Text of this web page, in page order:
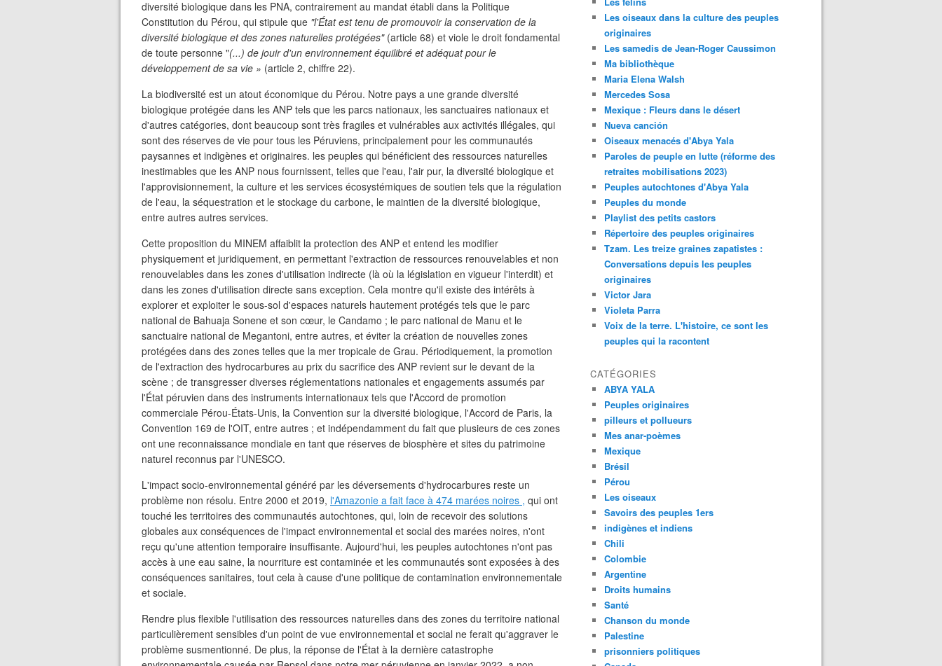
diversité biologique dans les PNA, contrairement au mandat établi dans la Politique
Constitution du Pérou, qui stipule que "l'État est tenu de promouvoir la conservation de la
diversité biologique et des zones naturelles protégées" (article 68) et viole le droit fondamental
de toute personne "(...) de jouir d'un environnement équilibré et adéquat pour le
développement de sa vie » (article 2, chiffre 22).
La biodiversité est un atout économique du Pérou. Notre pays a une grande diversité
biologique protégée dans les ANP tels que les parcs nationaux, les sanctuaires nationaux et
d'autres catégories, dont beaucoup sont très fragiles et vulnérables aux activités illégales, qui
sont des réserves de vie pour tous les Péruviens, principalement pour les communautés
paysannes et indigènes et originaires. les peuples qui bénéficient des ressources naturelles
inestimables que les ANP nous fournissent, telles que l'eau, l'air pur, la diversité biologique et
l'approvisionnement, la culture et les services écosystémiques de soutien tels que la régulation
de l'eau, la séquestration et le stockage du carbone, le maintien de la diversité biologique,
entre autres autres services.
Cette proposition du MINEM affaiblit la protection des ANP et entend les modifier
physiquement et juridiquement, en permettant l'extraction de ressources renouvelables et non
renouvelables dans les zones d'utilisation indirecte (là où la législation en vigueur l'interdit) et
dans les zones d'utilisation directe sans exception. Cela montre qu'il existe des intérêts à
explorer et exploiter le sous-sol d'espaces naturels hautement protégés tels que le parc
national de Bahuaja Sonene et son cœur, le Candamo ; le parc national de Manu et le
sanctuaire national de Megantoni, entre autres, et éviter la création de nouvelles zones
protégées dans des zones telles que la mer tropicale de Grau. Périodiquement, la promotion
de l'extraction des hydrocarbures au prix du sacrifice des ANP revient sur le devant de la
scène ; de transgresser diverses réglementations nationales et engagements assumés par
l'État péruvien dans des instruments internationaux tels que l'Accord de promotion
commerciale Pérou-États-Unis, la Convention sur la diversité biologique, l'Accord de Paris, la
Convention 169 de l'OIT, entre autres ; et indépendamment du fait que plusieurs de ces zones
ont une reconnaissance mondiale en tant que réserves de biosphère et sites du patrimoine
naturel reconnus par l'UNESCO.
L'impact socio-environnemental généré par les déversements d'hydrocarbures reste un
problème non résolu. Entre 2000 et 2019, l'Amazonie a fait face à 474 marées noires , qui ont
touché les territoires des communautés autochtones, qui, loin de recevoir des solutions
globales aux conséquences de l'impact environnemental et social des marées noires, n'ont
reçu qu'une attention temporaire insuffisante. Aujourd'hui, les peuples autochtones n'ont pas
accès à une eau saine, la nourriture est contaminée et les communautés sont exposées à des
conséquences sanitaires, tout cela à cause d'une politique de contamination environnementale
et sociale.
Rendre plus flexible l'utilisation des ressources naturelles dans des zones du territoire national
particulièrement sensibles d'un point de vue environnemental et social ne ferait qu'aggraver le
problème susmentionné. De plus, la réponse de l'État à la dernière catastrophe
Les oiseaux dans la culture des peuples
originaires
Les samedis de Jean-Roger Caussimon
Ma bibliothèque
Maria Elena Walsh
Mercedes Sosa
Mexique : Fleurs dans le désert
Nueva canción
Oiseaux menacés d'Abya Yala
Paroles de peuple en lutte (réforme des
retraites mobilisations 2023)
Peuples autochtones d'Abya Yala
Peuples du monde
Playlist des petits castors
Répertoire des peuples originaires
Tzam. Les treize graines zapatistes :
Conversations depuis les peuples
originaires
Victor Jara
Violeta Parra
Voix de la terre. L'histoire, ce sont les
peuples qui la racontent
CATÉGORIES
ABYA YALA
Peuples originaires
pilleurs et pollueurs
Mes anar-poèmes
Mexique
Brésil
Pérou
Les oiseaux
Savoirs des peuples 1ers
indigènes et indiens
Chili
Colombie
Argentine
Droits humains
Santé
Chanson du monde
Palestine
prisonniers politiques